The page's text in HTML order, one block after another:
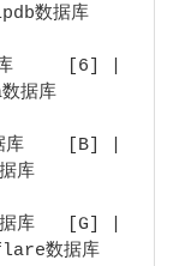
数据库
库     [6] |
据库
库    [B] |
库
库   [G] |
数据库